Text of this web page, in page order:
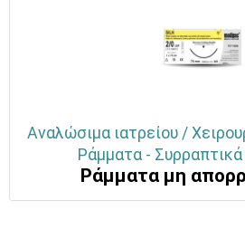
Αναλώσιμα ιατρείου /
Ράμματα -
Ράμματα μη